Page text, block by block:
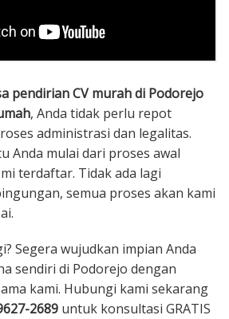
pendirian CV murah di Podorejo
, Anda tidak perlu repot
administrasi dan legalitas.
Anda mulai dari proses awal
terdaftar. Tidak ada lagi
semua proses akan kami
Segera wujudkan impian Anda
sendiri di Podorejo dengan
kami. Hubungi kami sekarang
2689 untuk konsultasi GRATIS